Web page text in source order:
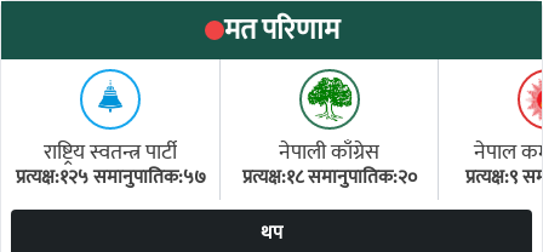
मत परिणाम
राष्ट्रिय स्वतन्त्र पार्टी
प्रत्यक्ष:१२५ समानुपातिक:५७
नेपाली काँग्रेस
प्रत्यक्ष:१८ समानुपातिक:२०
नेपाल
प्रत्यक्ष:९
थप